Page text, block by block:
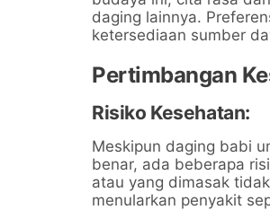
daging lainnya.
ketersediaan sumber
Pertimbangan
Risiko Kesehatan:
Meskipun daging babi
benar, ada beberapa
atau yang dimasak
menularkan penyakit